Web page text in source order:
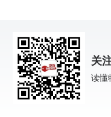
关
读懂